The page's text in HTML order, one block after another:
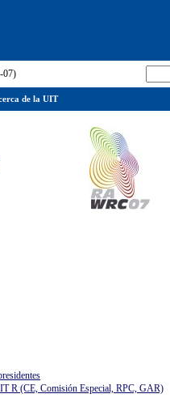
07)
R (CE, Comisión Especial, RPC, GAR)
de la UIT